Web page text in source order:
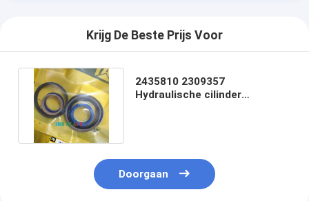
Krijg De Beste Prijs Voor
2435810 2309357
Hydraulische cilinder
Doorgaan